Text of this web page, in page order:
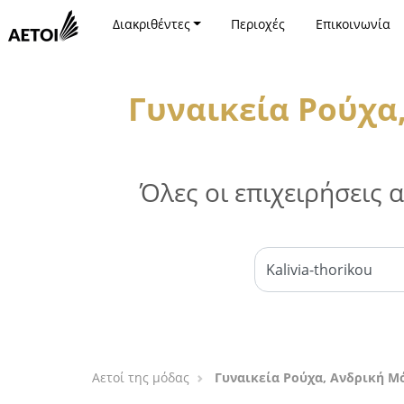
Διακριθέντες Περιοχές Επικοινωνία
Γυναικεία
Όλες οι
Αετοί της μόδας Γυναικεία Ρούχα, Ανδρική